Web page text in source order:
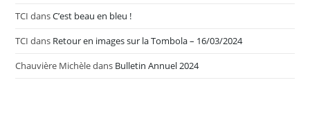
TCI dansC’est beau en bleu !
TCI dans Retour en images sur la Tombola – 16/03/2024
Chauvière Michèledans Bulletin Annuel 2024